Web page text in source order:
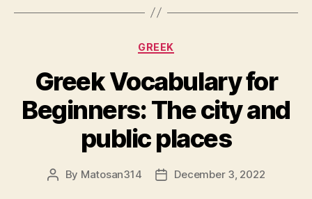
Categories
GREEK
Greek Vocabulary for
Beginners: The city and
public places
Post
By Matosan314
PostDecember 3, 2022